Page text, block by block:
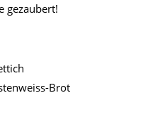
gezaubert!
Brot